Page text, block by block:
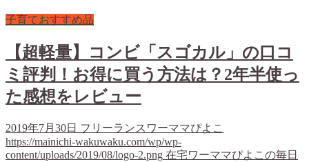
子育ておすすめ品
【超軽量】コンビ「スゴカル」の口コ
ミ評判！お得に買う方法は？2年半使っ
た感想をレビュー
2019年7月30日 フリーランスワーママぴよこ
https://mainichi-wakuwaku.com/wp/wp-
content/uploads/2019/08/logo-2.png 在宅ワーママぴよこの毎日